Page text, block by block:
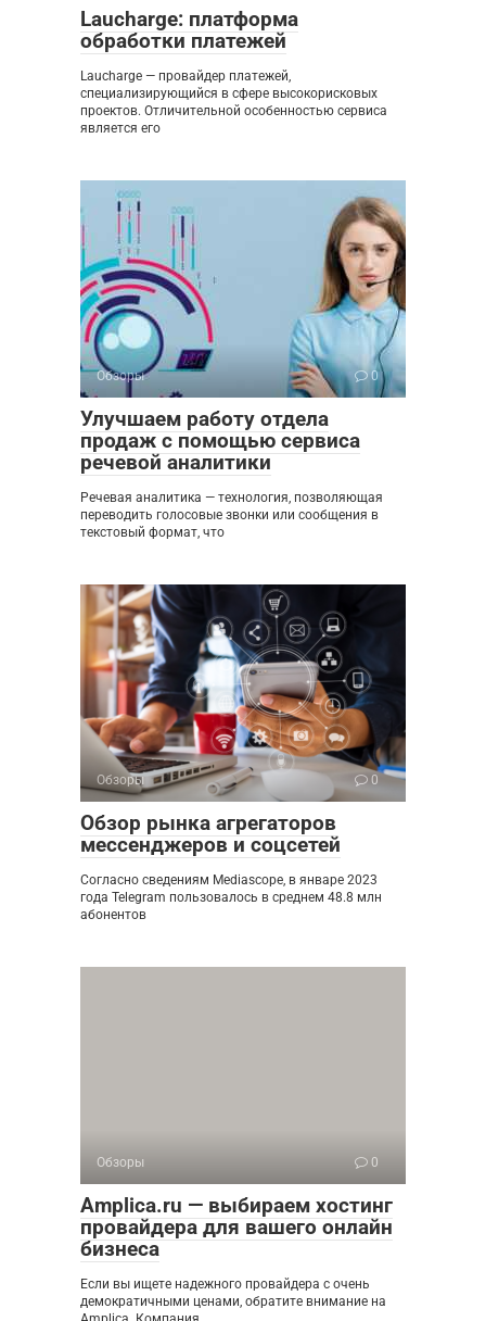
Laucharge: платформа
обработки платежей
Laucharge — провайдер платежей,
специализирующийся в сфере высокорисковых
проектов. Отличительной особенностью сервиса
является его
Обзоры 0
Улучшаем работу отдела
продаж с помощью сервиса
речевой аналитики
Речевая аналитика — технология, позволяющая
переводить голосовые звонки или сообщения в
текстовый формат, что
Обзоры 0
Обзор рынка агрегаторов
мессенджеров и соцсетей
Согласно сведениям Mediascope, в январе 2023
года Telegram пользовалось в среднем 48.8 млн
абонентов
Обзоры 0
Amplica.ru — выбираем хостинг
провайдера для вашего онлайн
бизнеса
Если вы ищете надежного провайдера с очень
демократичными ценами, обратите внимание на